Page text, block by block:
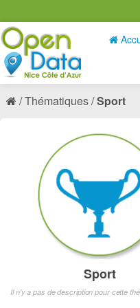
Thématiques Sport
Sport
Il n'y a pas de description pour cette